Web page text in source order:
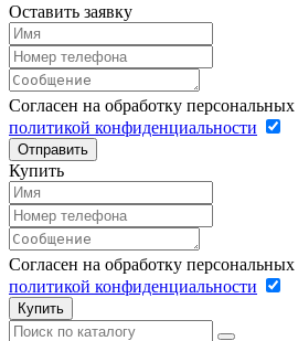
Оставить заявку
Согласен на обработку
политикой конфиденциальности
Отправить
Купить
Согласен на обработку
политикой конфиденциальности
Купить